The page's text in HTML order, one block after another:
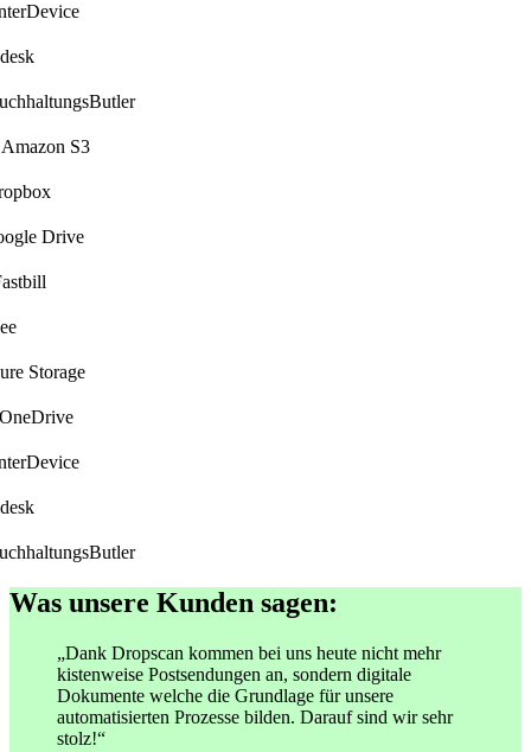
S3
Drive
Storage
Was unsere Kunden sagen:
„Dank Dropscan kommen bei uns heute nicht mehr
kistenweise Postsendungen an, sondern digitale
Dokumente welche die Grundlage für unsere
automatisierten Prozesse bilden. Darauf sind wir sehr
stolz!“